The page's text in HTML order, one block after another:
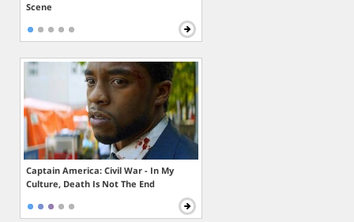
Scene
Captain America: Civil War - In My
Culture, Death Is Not The End